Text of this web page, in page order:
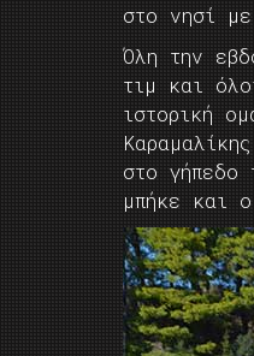
στο νησί
Όλη την
τιμ και
ιστορική
στο γήπεδο
μπήκε και